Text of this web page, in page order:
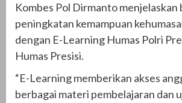
Kombes Pol Dirmanto menjelaskan
peningkatan kemampuan
dengan E-Learning Humas Polri
Humas Presisi.
“E-Learning memberikan akses
berbagai materi pembelajaran dan